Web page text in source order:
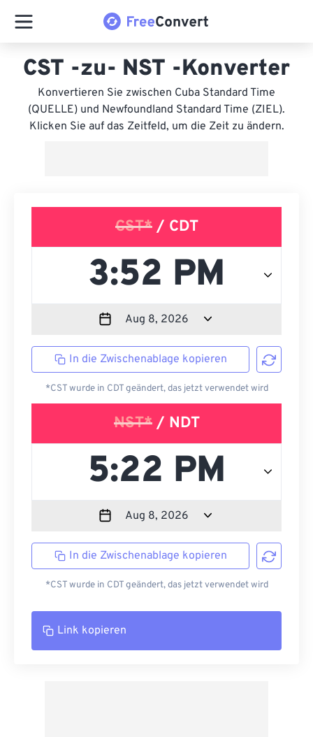
CST -zu- NST -Konverter
Konvertieren Sie zwischen Cuba Standard Time
(QUELLE) und Newfoundland Standard Time (ZIEL).
Klicken Sie auf das Zeitfeld, um die Zeit zu ändern.
CST*/ CDT
In die Zwischenablage kopieren
*CST wurde in CDT geändert, das jetzt verwendet wird
NST*/ NDT
In die Zwischenablage kopieren
*CST wurde in CDT geändert, das jetzt verwendet wird
Link kopieren